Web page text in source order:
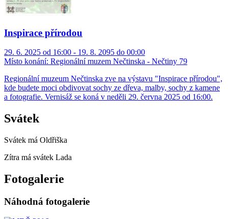
Inspirace přírodou
29. 6. 2025 od 16:00 - 19. 8. 2095 do 00:00
Místo konání: Regionální muzem Nečtinska - Nečtiny 79
Regionální muzeum Nečtinska zve na výstavu "Inspirace přírodou",
kde budete moci obdivovat sochy ze dřeva, malby, sochy z kamene
a fotografie. Vernisáž se koná v neděli 29. června 2025 od 16:00.
Svátek
Svátek má Oldřiška
Zítra má svátek Lada
Fotogalerie
Náhodná fotogalerie